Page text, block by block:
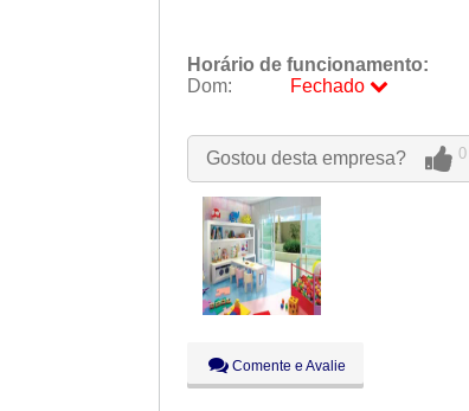
Horário de funcionamento:
Dom:
Fechado
Ter:
09:00 - 18:00
Qua:
09:00 - 18:00
Qui:
09:00 - 18:00
Sex:
09:00 - 18:00
Sáb:
Fechado
Dom:
Fechado
Gostou desta empresa? 0
Comente e Avalie